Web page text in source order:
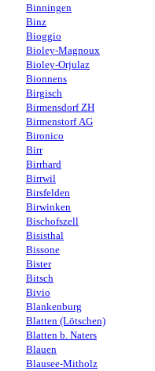
Binningen
Binz
Bioggio
Bioley-Magnoux
Bioley-Orjulaz
Bionnens
Birgisch
Birmensdorf ZH
Birmenstorf AG
Bironico
Birr
Birrhard
Birrwil
Birsfelden
Birwinken
Bischofszell
Bisisthal
Bissone
Bister
Bitsch
Bivio
Blankenburg
Blatten (Lötschen)
Blatten b. Naters
Blauen
Blausee-Mitholz